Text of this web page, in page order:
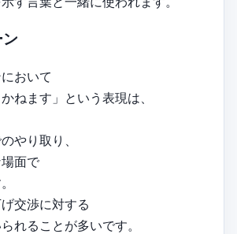
おいて
ねます」という表現は、
やり取り、
面で
交渉に対する
れることが多いです。